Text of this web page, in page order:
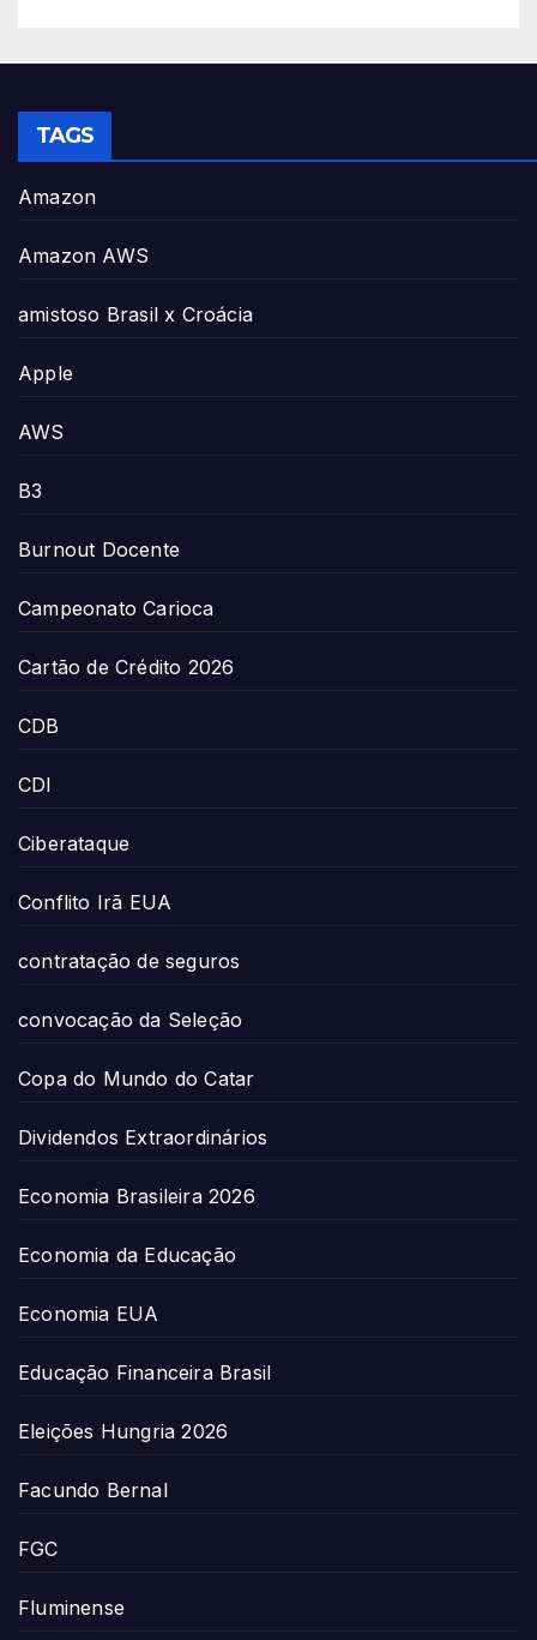
TAGS
Amazon
Amazon AWS
amistoso Brasil x Croácia
Apple
AWS
B3
Burnout Docente
Campeonato Carioca
Cartão de Crédito 2026
CDB
CDI
Ciberataque
Conflito Irã EUA
contratação de seguros
convocação da Seleção
Copa do Mundo do Catar
Dividendos Extraordinários
Economia Brasileira 2026
Economia da Educação
Economia EUA
Educação Financeira Brasil
Eleições Hungria 2026
Facundo Bernal
FGC
Fluminense